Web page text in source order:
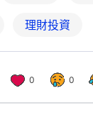
理財投資
0 0